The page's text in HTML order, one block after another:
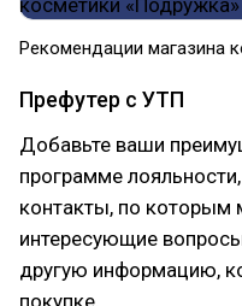
Рекомендации магазина
Префутер с УТП
Добавьте ваши
программе
контакты, по которым
интересующие
другую информацию,
покупке.